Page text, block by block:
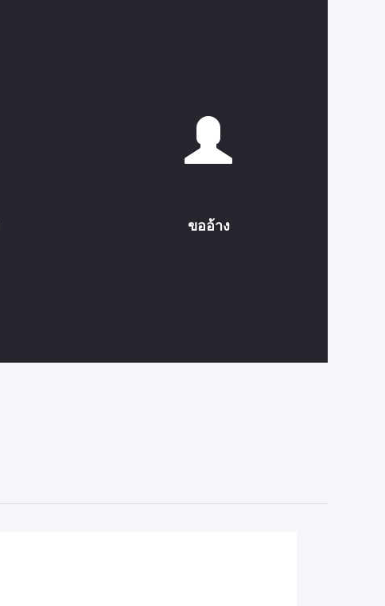
ขออ้าง